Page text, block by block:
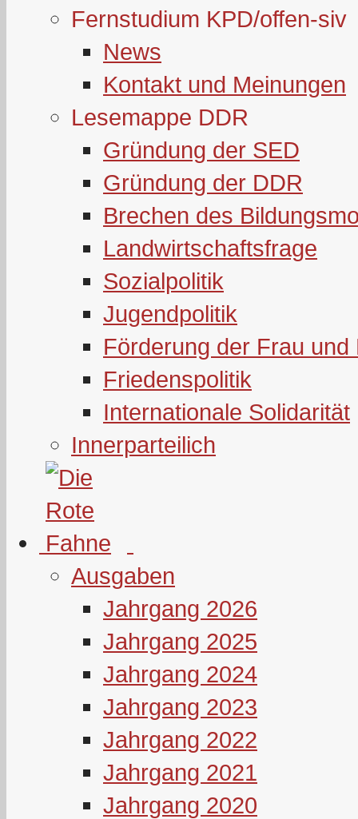
Fernstudium KPD/offen-siv
News
Kontakt und Meinungen
Lesemappe DDR
Gründung der SED
Gründung der DDR
Brechen des
Landwirtschaftsfrage
Sozialpolitik
Jugendpolitik
Förderung der Frau und
Friedenspolitik
Internationale Solidarität
Innerparteilich
Ausgaben
Jahrgang 2026
Jahrgang 2025
Jahrgang 2024
Jahrgang 2023
Jahrgang 2022
Jahrgang 2021
Jahrgang 2020